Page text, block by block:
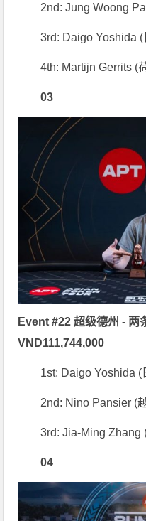
2nd: Jung Woong
3rd: Daigo Yoshida
4th: Martijn Gerrits (
03
Event #22 超级德州 - 两
VND111,744,000
1st: Daigo Yoshida
2nd: Nino Pansier (
3rd: Jia-Ming Zhang
04